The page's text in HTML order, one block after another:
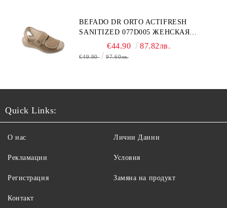
BEFADO DR ORTO ACTIFRESH
SANITIZED 077D005 ЖЕНСКАЯ
€44.90 87.82лв.
€49.90 97.60лв.
Quick Links:
О нас
Рекламации
Регистрация
Контакт
Лични Данни
Условия
Замяна на продукт